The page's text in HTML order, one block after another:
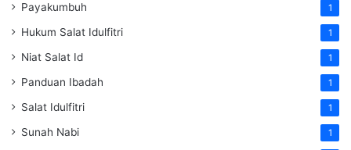
Payakumbuh 1
Hukum Salat Idulfitri 1
Niat Salat Id 1
Panduan Ibadah 1
Salat Idulfitri 1
Sunah Nabi 1